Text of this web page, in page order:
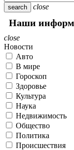
search close
Наши
close
Новости
Авто
В мире
Гороскоп
Здоровье
Культура
Наука
Недвижимость
Общество
Политика
Происшествия